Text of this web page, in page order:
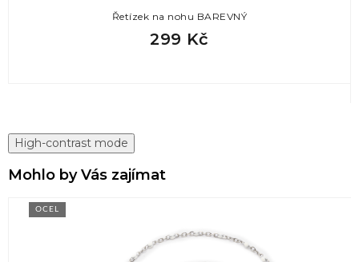
Řetízek na nohu BAREVNÝ
299 Kč
High-contrast mode
Mohlo by Vás zajímat
OCEL